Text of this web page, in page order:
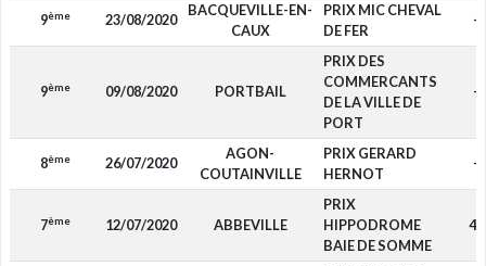
9ème 23/08/2020
BACQUEVILLE-EN-
CAUX
PRIX MIC CHEVAL
DE FER
-
9ème 09/08/2020 PORTBAIL
PRIX DES
COMMERCANTS
DE LA VILLE DE
PORT
-
8ème 26/07/2020
AGON-
COUTAINVILLE
PRIX GERARD
HERNOT
-
7ème 12/07/2020 ABBEVILLE
PRIX
HIPPODROME
BAIE DE SOMME
40